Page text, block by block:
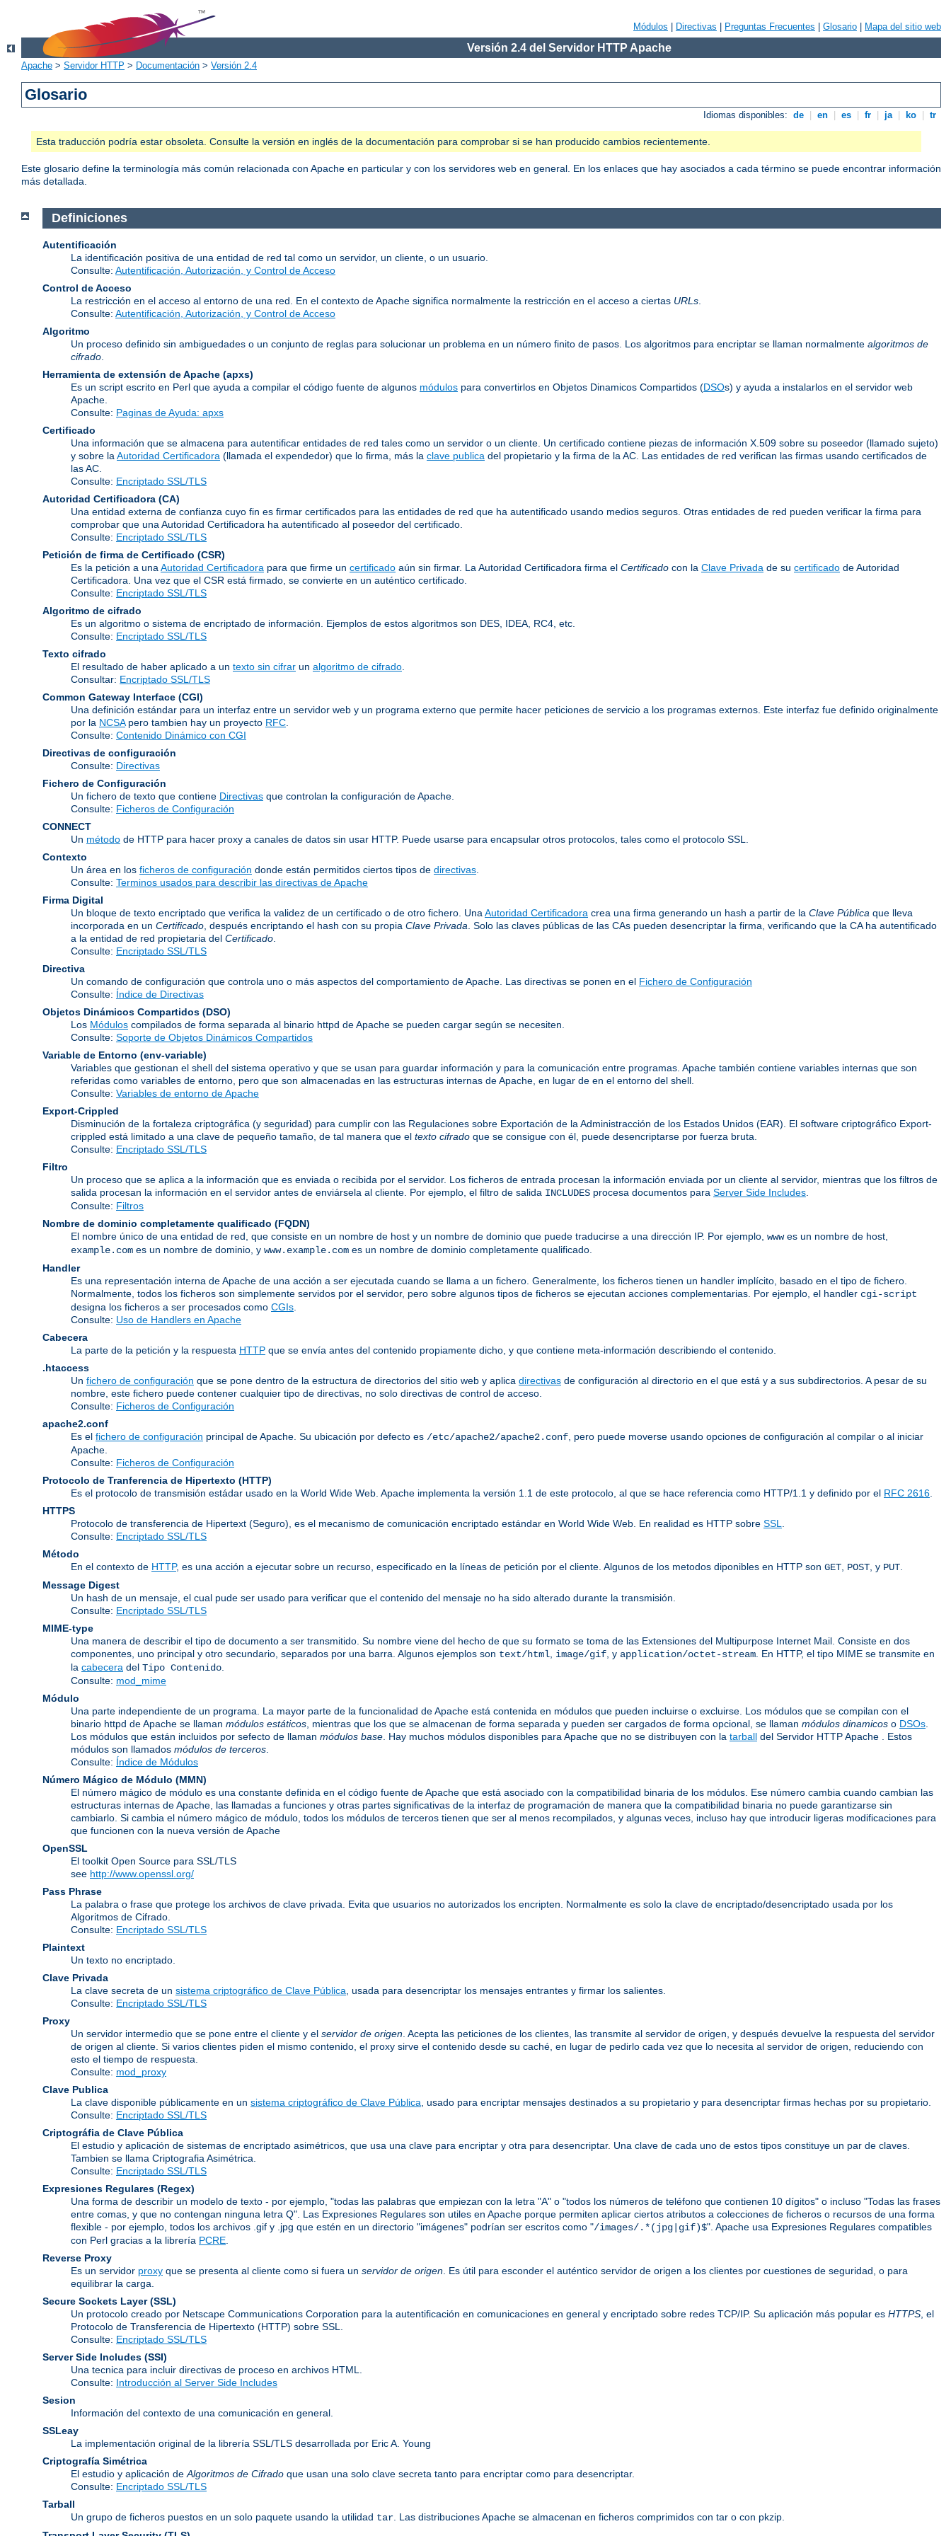
Módulos Directivas Preguntas Frecuentes Glosario Mapa del sitio web
Versión 2.4 del Servidor HTTP Apache
Apache > Servidor HTTP > Documentación > Versión 2.4
Glosario
Idiomas disponibles: de en es fr ja ko tr
Esta traducción podría estar obsoleta. Consulte la versión en inglés de la documentación para comprobar si se han producido cambios recientemente.
Este glosario define la terminología más común relacionada con Apache en particular y con los servidores web en general. En los enlaces que hay asociados a cada término se puede encontrar información
más detallada.
Definiciones
Autentificación
La identificación positiva de una entidad de red tal como un servidor, un cliente, o un usuario.
Consulte: Autentificación, Autorización, y Control de Acceso
Control de Acceso
La restricción en el acceso al entorno de una red. En el contexto de Apache significa normalmente la restricción en el acceso a ciertas URLs
Consulte: Autentificación, Autorización, y Control de Acceso
Algoritmo
Un proceso definido sin ambiguedades o un conjunto de reglas para solucionar un problema en un número finito de pasos. Los algoritmos para encriptar se llaman normalmente algoritmos de
cifrado
Herramienta de extensión de Apache (apxs)
Es un script escrito en Perl que ayuda a compilar el código fuente de algunos módulos para convertirlos en Objetos Dinamicos Compartidos (DSOs) y ayuda a instalarlos en el servidor web
Apache.
Consulte: Paginas de Ayuda: apxs
Certificado
Una información que se almacena para autentificar entidades de red tales como un servidor o un cliente. Un certificado contiene piezas de información X.509 sobre su poseedor (llamado sujeto)
y sobre la Autoridad Certificadora (llamada el expendedor) que lo firma, más la clave publica del propietario y la firma de la AC. Las entidades de red verifican las firmas usando certificados de
las AC.
Consulte: Encriptado SSL/TLS
Autoridad Certificadora (CA)
Una entidad externa de confianza cuyo fin es firmar certificados para las entidades de red que ha autentificado usando medios seguros. Otras entidades de red pueden verificar la firma para
comprobar que una Autoridad Certificadora ha autentificado al poseedor del certificado.
Consulte: Encriptado SSL/TLS
Petición de firma de Certificado (CSR)
Es la petición a una Autoridad Certificadora para que firme un certificado aún sin firmar. La Autoridad Certificadora firma el Certificado con la Clave Privada de su certificado de Autoridad
Certificadora. Una vez que el CSR está firmado, se convierte en un auténtico certificado.
Consulte: Encriptado SSL/TLS
Algoritmo de cifrado
Es un algoritmo o sistema de encriptado de información. Ejemplos de estos algoritmos son DES, IDEA, RC4, etc.
Consulte: Encriptado SSL/TLS
Texto cifrado
El resultado de haber aplicado a un texto sin cifrar un algoritmo de cifrado
Consultar: Encriptado SSL/TLS
Common Gateway Interface (CGI)
Una definición estándar para un interfaz entre un servidor web y un programa externo que permite hacer peticiones de servicio a los programas externos. Este interfaz fue definido originalmente
por la NCSApero tambien hay un proyecto RFC
Consulte: Contenido Dinámico con CGI
Directivas de configuración
Consulte: Directivas
Fichero de Configuración
Un fichero de texto que contiene Directivas que controlan la configuración de Apache.
Consulte: Ficheros de Configuración
CONNECT
Un método de HTTP para hacer proxy a canales de datos sin usar HTTP. Puede usarse para encapsular otros protocolos, tales como el protocolo SSL.
Contexto
Un área en los ficheros de configuración donde están permitidos ciertos tipos de directivas
Consulte: Terminos usados para describir las directivas de Apache
Firma Digital
Un bloque de texto encriptado que verifica la validez de un certificado o de otro fichero. Una Autoridad Certificadora crea una firma generando un hash a partir de la Clave Pública que lleva
incorporada en un Certificado , después encriptando el hash con su propia Clave Privada . Solo las claves públicas de las CAs pueden desencriptar la firma, verificando que la CA ha autentificado
a la entidad de red propietaria del Certificado
Consulte: Encriptado SSL/TLS
Directiva
Un comando de configuración que controla uno o más aspectos del comportamiento de Apache. Las directivas se ponen en el Fichero de Configuración
Consulte: Índice de Directivas
Objetos Dinámicos Compartidos (DSO)
Los Módulos compilados de forma separada al binario httpd de Apache se pueden cargar según se necesiten.
Consulte: Soporte de Objetos Dinámicos Compartidos
Variable de Entorno (env-variable)
Variables que gestionan el shell del sistema operativo y que se usan para guardar información y para la comunicación entre programas. Apache también contiene variables internas que son
referidas como variables de entorno, pero que son almacenadas en las estructuras internas de Apache, en lugar de en el entorno del shell.
Consulte: Variables de entorno de Apache
Export-Crippled
Disminución de la fortaleza criptográfica (y seguridad) para cumplir con las Regulaciones sobre Exportación de la Administracción de los Estados Unidos (EAR). El software criptográfico Export-
crippled está limitado a una clave de pequeño tamaño, de tal manera que el texto cifrado que se consigue con él, puede desencriptarse por fuerza bruta.
Consulte: Encriptado SSL/TLS
Filtro
Un proceso que se aplica a la información que es enviada o recibida por el servidor. Los ficheros de entrada procesan la información enviada por un cliente al servidor, mientras que los filtros de
salida procesan la información en el servidor antes de enviársela al cliente. Por ejemplo, el filtro de salida INCLUDES procesa documentos para Server Side Includes
Consulte: Filtros
Nombre de dominio completamente qualificado (FQDN)
El nombre único de una entidad de red, que consiste en un nombre de host y un nombre de dominio que puede traducirse a una dirección IP. Por ejemplo, wwwes un nombre de host,
example.com es un nombre de dominio, y www.example.com es un nombre de dominio completamente qualificado.
Handler
Es una representación interna de Apache de una acción a ser ejecutada cuando se llama a un fichero. Generalmente, los ficheros tienen un handler implícito, basado en el tipo de fichero.
Normalmente, todos los ficheros son simplemente servidos por el servidor, pero sobre algunos tipos de ficheros se ejecutan acciones complementarias. Por ejemplo, el handler cgi-script
designa los ficheros a ser procesados como CGIs
Consulte: Uso de Handlers en Apache
Cabecera
La parte de la petición y la respuesta HTTP que se envía antes del contenido propiamente dicho, y que contiene meta-información describiendo el contenido.
.htaccess
Un fichero de configuración que se pone dentro de la estructura de directorios del sitio web y aplica directivas de configuración al directorio en el que está y a sus subdirectorios. A pesar de su
nombre, este fichero puede contener cualquier tipo de directivas, no solo directivas de control de acceso.
Consulte: Ficheros de Configuración
apache2.conf
Es el fichero de configuración principal de Apache. Su ubicación por defecto es /etc/apache2/apache2.conf , pero puede moverse usando opciones de configuración al compilar o al iniciar
Apache.
Consulte: Ficheros de Configuración
Protocolo de Tranferencia de Hipertexto (HTTP)
Es el protocolo de transmisión estádar usado en la World Wide Web. Apache implementa la versión 1.1 de este protocolo, al que se hace referencia como HTTP/1.1 y definido por el RFC 2616
HTTPS
Protocolo de transferencia de Hipertext (Seguro), es el mecanismo de comunicación encriptado estándar en World Wide Web. En realidad es HTTP sobre SSL
Consulte: Encriptado SSL/TLS
Método
En el contexto de HTTP, es una acción a ejecutar sobre un recurso, especificado en la líneas de petición por el cliente. Algunos de los metodos diponibles en HTTP son GET POST , y PUT
Message Digest
Un hash de un mensaje, el cual pude ser usado para verificar que el contenido del mensaje no ha sido alterado durante la transmisión.
Consulte: Encriptado SSL/TLS
MIME-type
Una manera de describir el tipo de documento a ser transmitido. Su nombre viene del hecho de que su formato se toma de las Extensiones del Multipurpose Internet Mail. Consiste en dos
componentes, uno principal y otro secundario, separados por una barra. Algunos ejemplos son text/html image/gif , y application/octet-stream . En HTTP, el tipo MIME se transmite en
la cabecera del Tipo Contenido
Consulte: mod_mime
Módulo
Una parte independiente de un programa. La mayor parte de la funcionalidad de Apache está contenida en módulos que pueden incluirse o excluirse. Los módulos que se compilan con el
binario httpd de Apache se llaman módulos estáticos , mientras que los que se almacenan de forma separada y pueden ser cargados de forma opcional, se llaman módulos dinamicos o DSOs
Los módulos que están incluidos por sefecto de llaman módulos base . Hay muchos módulos disponibles para Apache que no se distribuyen con la tarball del Servidor HTTP Apache . Estos
módulos son llamados módulos de terceros
Consulte: Índice de Módulos
Número Mágico de Módulo (MMN)
El número mágico de módulo es una constante definida en el código fuente de Apache que está asociado con la compatibilidad binaria de los módulos. Ese número cambia cuando cambian las
estructuras internas de Apache, las llamadas a funciones y otras partes significativas de la interfaz de programación de manera que la compatibilidad binaria no puede garantizarse sin
cambiarlo. Si cambia el número mágico de módulo, todos los módulos de terceros tienen que ser al menos recompilados, y algunas veces, incluso hay que introducir ligeras modificaciones para
que funcionen con la nueva versión de Apache
OpenSSL
El toolkit Open Source para SSL/TLS
see http://www.openssl.org/
Pass Phrase
La palabra o frase que protege los archivos de clave privada. Evita que usuarios no autorizados los encripten. Normalmente es solo la clave de encriptado/desencriptado usada por los
Algoritmos de Cifrado
Consulte: Encriptado SSL/TLS
Plaintext
Un texto no encriptado.
Clave Privada
La clave secreta de un sistema criptográfico de Clave Pública , usada para desencriptar los mensajes entrantes y firmar los salientes.
Consulte: Encriptado SSL/TLS
Proxy
Un servidor intermedio que se pone entre el cliente y el servidor de origen . Acepta las peticiones de los clientes, las transmite al servidor de origen, y después devuelve la respuesta del servidor
de origen al cliente. Si varios clientes piden el mismo contenido, el proxy sirve el contenido desde su caché, en lugar de pedirlo cada vez que lo necesita al servidor de origen, reduciendo con
esto el tiempo de respuesta.
Consulte: mod_proxy
Clave Publica
La clave disponible públicamente en un sistema criptográfico de Clave Pública , usado para encriptar mensajes destinados a su propietario y para desencriptar firmas hechas por su propietario.
Consulte: Encriptado SSL/TLS
Criptográfia de Clave Pública
El estudio y aplicación de sistemas de encriptado asimétricos, que usa una clave para encriptar y otra para desencriptar. Una clave de cada uno de estos tipos constituye un par de claves.
Tambien se llama Criptografia Asimétrica.
Consulte: Encriptado SSL/TLS
Expresiones Regulares (Regex)
Una forma de describir un modelo de texto - por ejemplo, "todas las palabras que empiezan con la letra "A" o "todos los números de teléfono que contienen 10 dígitos" o incluso "Todas las frases
entre comas, y que no contengan ninguna letra Q". Las Expresiones Regulares son utiles en Apache porque permiten aplicar ciertos atributos a colecciones de ficheros o recursos de una forma
flexible - por ejemplo, todos los archivos .gif y .jpg que estén en un directorio "imágenes" podrían ser escritos como "/images/.*(jpg|gif)$". Apache usa Expresiones Regulares compatibles
con Perl gracias a la librería PCRE
Reverse Proxy
Es un servidor proxy que se presenta al cliente como si fuera un servidor de origen . Es útil para esconder el auténtico servidor de origen a los clientes por cuestiones de seguridad, o para
equilibrar la carga.
Secure Sockets Layer (SSL)
Un protocolo creado por Netscape Communications Corporation para la autentificación en comunicaciones en general y encriptado sobre redes TCP/IP. Su aplicación más popular es HTTPS , el
Protocolo de Transferencia de Hipertexto (HTTP) sobre SSL.
Consulte: Encriptado SSL/TLS
Server Side Includes (SSI)
Una tecnica para incluir directivas de proceso en archivos HTML.
Consulte: Introducción al Server Side Includes
Sesion
Información del contexto de una comunicación en general.
SSLeay
La implementación original de la librería SSL/TLS desarrollada por Eric A. Young
Criptografía Simétrica
El estudio y aplicación de Algoritmos de Cifrado que usan una solo clave secreta tanto para encriptar como para desencriptar.
Consulte: Encriptado SSL/TLS
Tarball
Un grupo de ficheros puestos en un solo paquete usando la utilidad tar . Las distribuciones Apache se almacenan en ficheros comprimidos con tar o con pkzip.